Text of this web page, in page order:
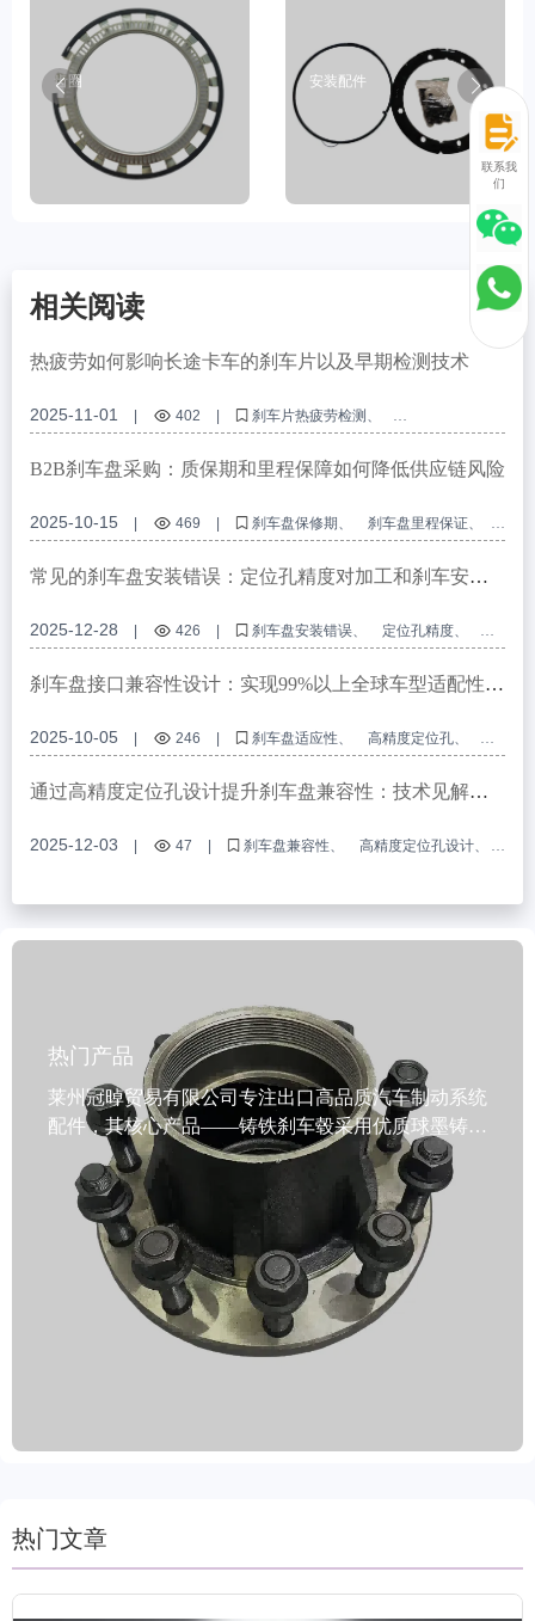
齿圈 安装配件
相关阅读
热疲劳如何影响长途卡车的刹车片以及早期检测技术
2025-11-01 | 402 |
刹车片热疲劳检测
刹车片更换间隔
卡车制动距离优化
长途车辆安全
刹车磨损指示器识别
B2B刹车盘采购：质保期和里程保障如何降低供应链风险
2025-10-15 | 469 | 刹车盘保修期
刹车盘里程保证
乘用车制动盘选择指南
B2B刹车盘采购 刹车盘防锈处理
常见的刹车盘安装错误：定位孔精度对加工和刹车安全
2025-12-28 | 426 | 刹车盘安装错误
定位孔精度
刹车盘加工
刹车安全 商用车制动系统
刹车盘接口兼容性设计：实现99%以上全球车型适配性的
2025-10-05 | 246 | 刹车盘适应性
高精度定位孔
E-mark认证
OEM刹车盘定制 制动系统接口兼容性
通过高精度定位孔设计提升刹车盘兼容性：技术见解与
2025-12-03 | 47 | 刹车盘兼容性
高精度定位孔设计
热门产品
莱州冠晫贸易有限公司专注出口高品质汽车制动系统
配件，其核心产品——铸铁刹车毂采用优质球墨铸铁
精密铸造，具备卓越的高温抗性和高效散热性能，显
著提升制动稳定性与行车安全。产品通过油浸、喷涂
或涂层等多重防锈工艺处理，可在潮湿、盐雾等恶劣
环境中长期使用不生锈、不变形，延长使用寿命。符
合IATF TS16949质量管理体系及R90 E-mark国际认证
标准，满足欧美、亚太等多个国家和地区法规要求。
支持小批量试单和个性化标签包装方案，提供两年质
保服务，是商用车与乘用车客户的可靠选择。
热门文章
联系我
们